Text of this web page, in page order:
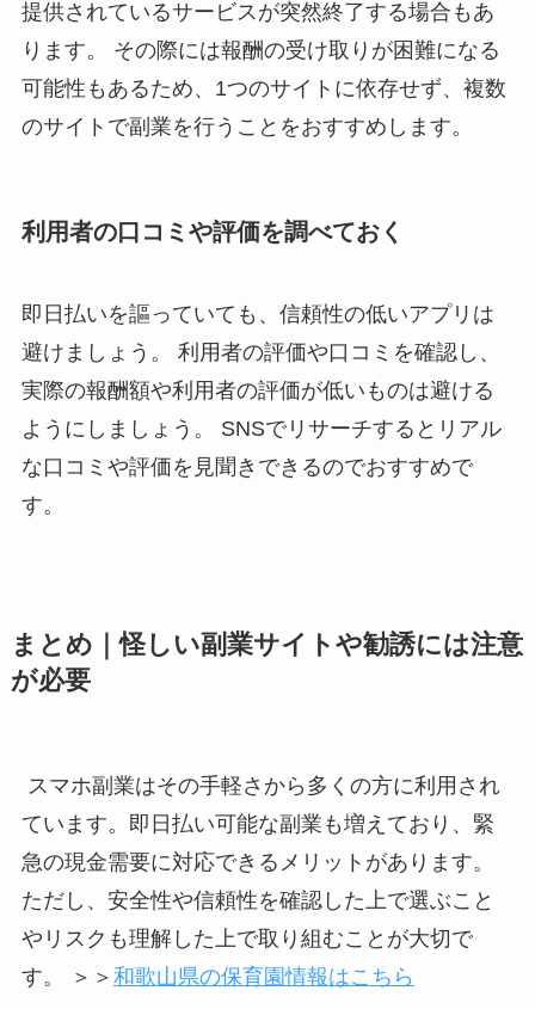
提供されているサービスが突然終了する場合もあ
ります。 その際には報酬の受け取りが困難になる
可能性もあるため、1つのサイトに依存せず、複数
のサイトで副業を行うことをおすすめします。
利用者の口コミや評価を調べておく
即日払いを謳っていても、信頼性の低いアプリは
避けましょう。 利用者の評価や口コミを確認し、
実際の報酬額や利用者の評価が低いものは避ける
ようにしましょう。 SNSでリサーチするとリアル
な口コミや評価を見聞きできるのでおすすめで
す。
まとめ｜怪しい副業サイトや勧誘には注意
が必要
スマホ副業はその手軽さから多くの方に利用され
ています。即日払い可能な副業も増えており、緊
急の現金需要に対応できるメリットがあります。
ただし、安全性や信頼性を確認した上で選ぶこと
やリスクも理解した上で取り組むことが大切で
す。 ＞＞ 和歌山県の保育園情報はこちら